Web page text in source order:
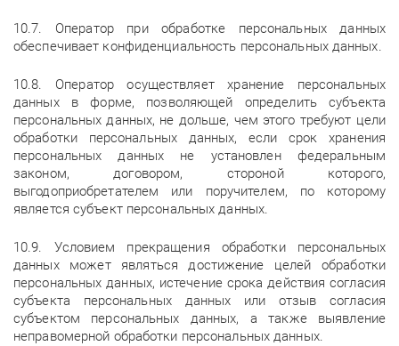
10.7. Оператор при обработке персональных данных
обеспечивает конфиденциальность персональных данных.
10.8. Оператор осуществляет хранение персональных
данных в форме, позволяющей определить субъекта
персональных данных, не дольше, чем этого требуют цели
обработки персональных данных, если срок хранения
персональных данных не установлен федеральным
законом, договором, стороной которого,
выгодоприобретателем или поручителем, по которому
является субъект персональных данных.
10.9. Условием прекращения обработки персональных
данных может являться достижение целей обработки
персональных данных, истечение срока действия согласия
субъекта персональных данных или отзыв согласия
субъектом персональных данных, а также выявление
неправомерной обработки персональных данных.